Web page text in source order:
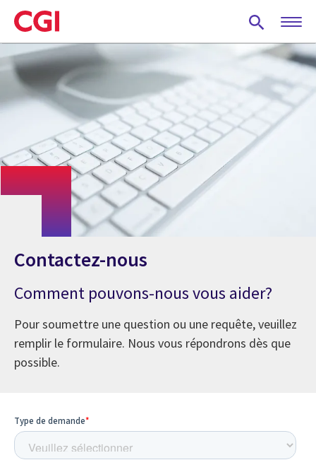
Skip
to
main
content
Contactez-nous
Comment pouvons-nous vous aider?
Pour soumettre une question ou une requête, veuillez
remplir le formulaire. Nous vous répondrons dès que
possible.